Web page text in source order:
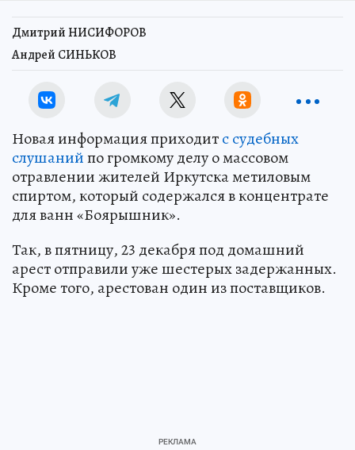
Дмитрий НИСИФОРОВ
Андрей СИНЬКОВ
Новая информация приходитс судебных
слушанийпо громкому делу о массовом
отравлении жителей Иркутска метиловым
спиртом, который содержался в концентрате
для ванн «Боярышник».
Так, в пятницу, 23 декабря под домашний
арест отправили уже шестерых задержанных.
Кроме того, арестован один из поставщиков.